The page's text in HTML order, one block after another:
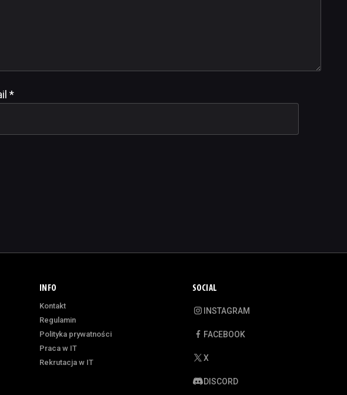
*
INFO
Kontakt
Regulamin
Polityka prywatności
Praca w IT
Rekrutacja w IT
SOCIAL
INSTAGRAM
FACEBOOK
X
DISCORD